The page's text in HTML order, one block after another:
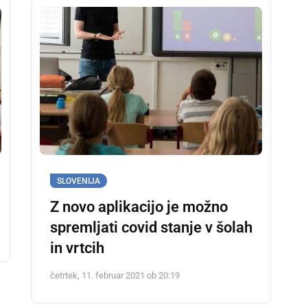
SLOVENIJA
Z novo aplikacijo je možno
spremljati covid stanje v šolah
in vrtcih
četrtek, 11. februar 2021 ob 20:19